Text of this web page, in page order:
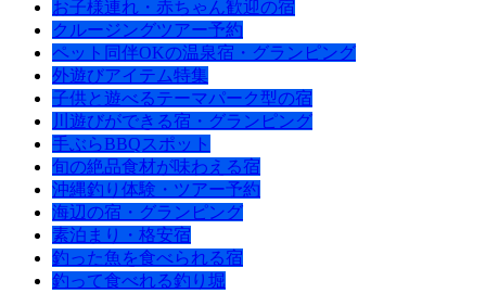
お子様連れ・赤ちゃん歓迎の宿
クルージングツアー予約
ペット同伴OKの温泉宿・グランピング
外遊びアイテム特集
子供と遊べるテーマパーク型の宿
川遊びができる宿・グランピング
手ぶらBBQスポット
旬の絶品食材が味わえる宿
沖縄釣り体験・ツアー予約
海辺の宿・グランピング
素泊まり・格安宿
釣った魚を食べられる宿
釣って食べれる釣り堀